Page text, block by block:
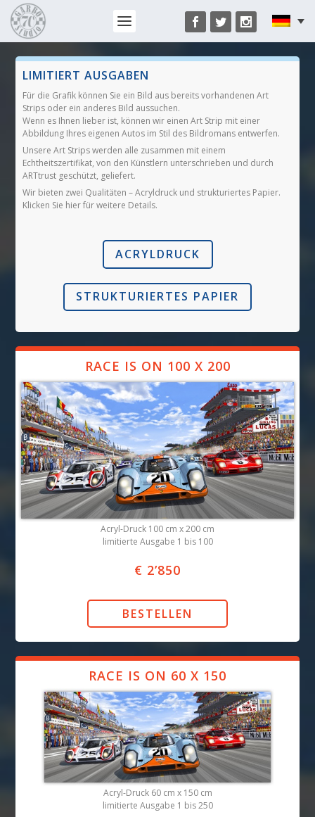
LIMITIERT AUSGABEN
Für die Grafik können Sie ein Bild aus bereits vorhandenen Art
Strips oder ein anderes Bild aussuchen.
Wenn es Ihnen lieber ist, können wir einen Art Strip mit einer
Abbildung Ihres eigenen Autos im Stil des Bildromans entwerfen.
Unsere Art Strips werden alle zusammen mit einem
Echtheitszertifikat, von den Künstlern unterschrieben und durch
ARTtrust geschützt, geliefert.
Wir bieten zwei Qualitäten – Acryldruck und strukturiertes Papier.
Klicken Sie hier für weitere Details.
ACRYLDRUCK
STRUKTURIERTES PAPIER
RACE IS ON 100 X 200
Acryl-Druck 100 cm x 200 cm
limitierte Ausgabe 1 bis 100
€ 2’850
RACE IS ON 60 X 150
Acryl-Druck 60 cm x 150 cm
limitierte Ausgabe 1 bis 250